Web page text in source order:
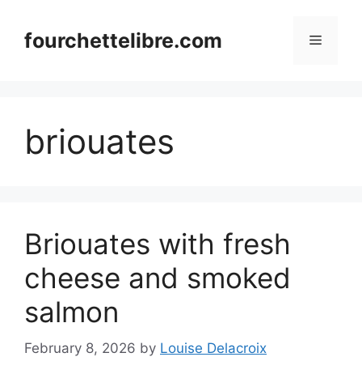
contentfourchettelibre.com Menu
briouates
Briouates with fresh
cheese and smoked
salmon
February 8, 2026 by Louise Delacroix